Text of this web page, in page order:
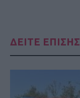
ΔΕΙΤΕ ΕΠΙΣΗΣ